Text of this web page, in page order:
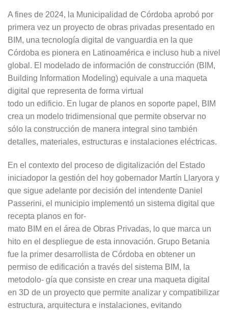
A fines de 2024, la Municipalidad de Córdoba aprobó por
primera vez un proyecto de obras privadas presentado en
BIM, una tecnología digital de vanguardia en la que
Córdoba es pionera en Latinoamérica e incluso hub a nivel
global. El modelado de información de construcción (BIM,
Building Information Modeling) equivale a una maqueta
digital que representa de forma virtual
todo un edificio. En lugar de planos en soporte papel, BIM
crea un modelo tridimensional que permite observar no
sólo la construcción de manera integral sino también
detalles, materiales, estructuras e instalaciones eléctricas.
En el contexto del proceso de digitalización del Estado
iniciadopor la gestión del hoy gobernador Martín Llaryora y
que sigue adelante por decisión del intendente Daniel
Passerini, el municipio implementó un sistema digital que
recepta planos en for-
mato BIM en el área de Obras Privadas, lo que marca un
hito en el despliegue de esta innovación. Grupo Betania
fue la primer desarrollista de Córdoba en obtener un
permiso de edificación a través del sistema BIM, la
metodolo- gía que consiste en crear una maqueta digital
en 3D de un proyecto que permite analizar y compatibilizar
estructura, arquitectura e instalaciones, evitando